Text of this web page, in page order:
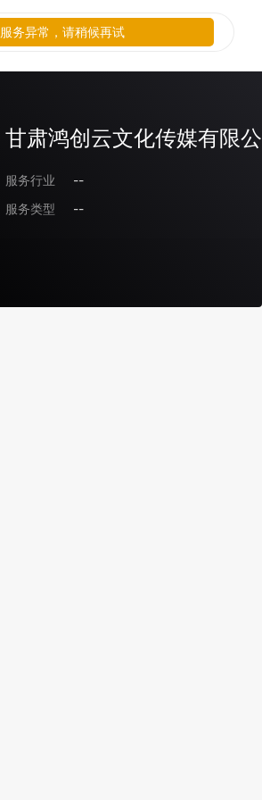
甘肃鸿创云文化传媒有限
服务行业
--
服务类型
--
服务异常，请稍候再试